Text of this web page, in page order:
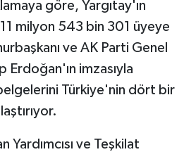
göre, Yargıtay'ın
milyon 543 bin 301 üyeye
ve AK Parti Genel
Erdoğan'ın imzasıyla
Türkiye'nin dört bir
Yardımcısı ve Teşkilat